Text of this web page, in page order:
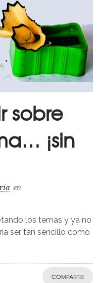
sobre
¡sin
en
los temas y ya no
ser tan sencillo como
COMPARTIR